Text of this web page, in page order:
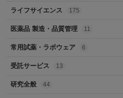
ライフサイエンス 175
医薬品 製造・品質管理 11
常用試薬・ラボウェア 6
受託サービス 13
研究全般 44